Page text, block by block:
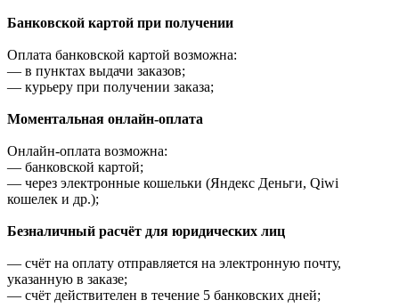
Банковской картой при получении
Оплата банковской картой возможна:
— в пунктах выдачи заказов;
— курьеру при получении заказа;
Моментальная онлайн-оплата
Онлайн-оплата возможна:
— банковской картой;
— через электронные кошельки (Яндекс Деньги, Qiwi
кошелек и др.);
Безналичный расчёт для юридических лиц
— счёт на оплату отправляется на электронную почту,
указанную в заказе;
— счёт действителен в течение 5 банковских дней;